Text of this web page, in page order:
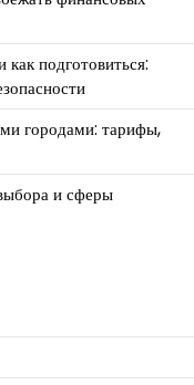
подготовиться:
городами: тарифы,
и сферы